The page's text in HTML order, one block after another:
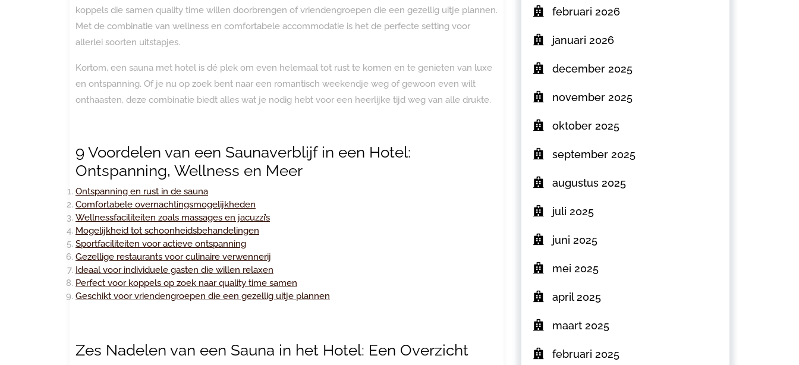
koppels die samen quality time willen doorbrengen of vriendengroepen die een gezellig uitje plannen.
Met de combinatie van wellness en comfortabele accommodatie is het de perfecte setting voor
allerlei soorten uitstapjes.
Kortom, een sauna met hotel is dé plek om even helemaal tot rust te komen en te genieten van luxe
en ontspanning. Of je nu op zoek bent naar een romantisch weekendje weg of gewoon even wilt
onthaasten, deze combinatie biedt alles wat je nodig hebt voor een heerlijke tijd weg van alle drukte.
9 Voordelen van een Saunaverblijf in een Hotel:
Ontspanning, Wellness en Meer
Ontspanning en rust in de sauna
Comfortabele overnachtingsmogelijkheden
Wellnessfaciliteiten zoals massages en jacuzzi’s
Mogelijkheid tot schoonheidsbehandelingen
Sportfaciliteiten voor actieve ontspanning
Gezellige restaurants voor culinaire verwennerij
Ideaal voor individuele gasten die willen relaxen
Perfect voor koppels op zoek naar quality time samen
Geschikt voor vriendengroepen die een gezellig uitje plannen
Zes Nadelen van een Sauna in het Hotel: Een Overzicht
februari 2026
januari 2026
december 2025
november 2025
oktober 2025
september 2025
augustus 2025
juli 2025
juni 2025
mei 2025
april 2025
maart 2025
februari 2025